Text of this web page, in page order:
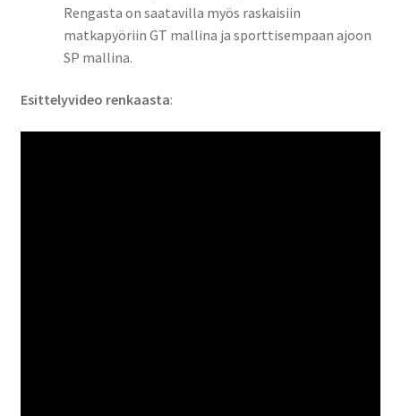
Rengasta on saatavilla myös raskaisiin
matkapyöriin GT mallina ja sporttisempaan ajoon
SP mallina.
Esittelyvideo renkaasta: